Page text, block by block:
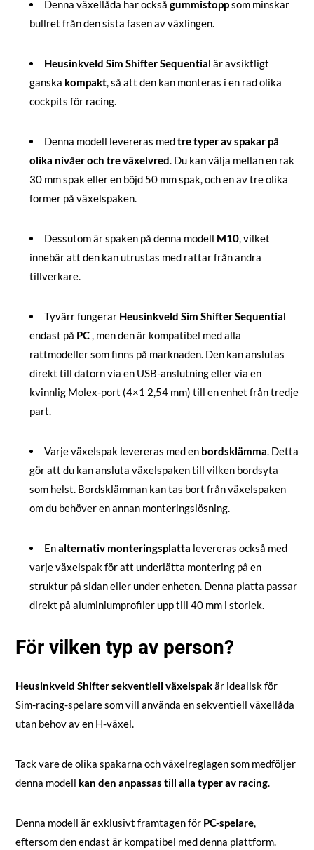
Denna växellåda har också gummistoppsom minskar
bullret från den sista fasen av växlingen.
Heusinkveld Sim Shifter Sequential är avsiktligt
ganska kompakt, så att den kan monteras i en rad olika
cockpits för racing.
Denna modell levereras medtre typer av spakar på
olika nivåer och tre växelvred. Du kan välja mellan en rak
30 mm spak eller en böjd 50 mm spak, och en av tre olika
former på växelspaken.
Dessutom är spaken på denna modell M10, vilket
innebär att den kan utrustas med rattar från andra
tillverkare.
Tyvärr fungerar Heusinkveld Sim Shifter Sequential
endast på PC, men den är kompatibel med alla
rattmodeller som finns på marknaden. Den kan anslutas
direkt till datorn via en USB-anslutning eller via en
kvinnlig Molex-port (4×1 2,54 mm) till en enhet från tredje
part.
Varje växelspak levereras med en bordsklämma. Detta
gör att du kan ansluta växelspaken till vilken bordsyta
som helst. Bordsklämman kan tas bort från växelspaken
om du behöver en annan monteringslösning.
Enalternativ monteringsplatta levereras också med
varje växelspak för att underlätta montering på en
struktur på sidan eller under enheten. Denna platta passar
direkt på aluminiumprofiler upp till 40 mm i storlek.
För vilken typ av person?
Heusinkveld Shifter sekventiell växelspakär idealisk för
Sim-racing-spelare som vill använda en sekventiell växellåda
utan behov av en H-växel.
Tack vare de olika spakarna och växelreglagen som medföljer
denna modell kan den anpassas till alla typer av racing.
Denna modell är exklusivt framtagen för PC-spelare,
eftersom den endast är kompatibel med denna plattform.